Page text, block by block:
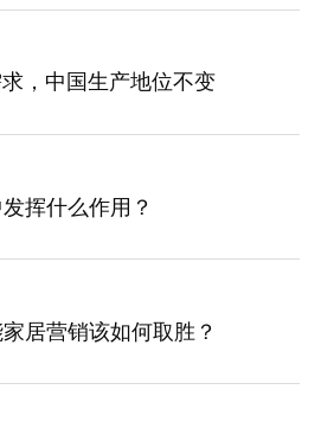
，中国生产地位不变
挥什么作用？
居营销该如何取胜？